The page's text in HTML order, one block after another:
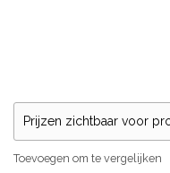
Prijzen zichtbaar voor
Toevoegen om te vergelijken